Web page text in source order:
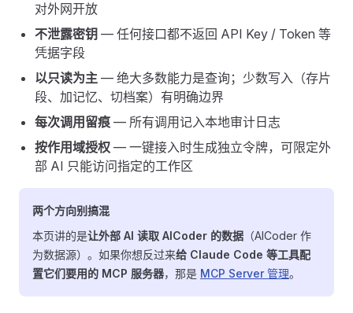
对外网开放
不泄露密钥 — 任何接口都不返回 API Key / Token 等
凭据字段
以只读为主 — 绝大多数能力是查询；少数写入（存片
段、加记忆、切档案）有明确边界
每次调用留痕 — 所有调用记入本地审计日志
按作用域授权 — 一键接入时生成独立令牌，可限定外
部 AI 只能访问指定的工作区
两个方向别搞混
本页讲的是让外部 AI 读取 AICoder 的数据 （AICoder 作
为数据源）。如果你想反过来给 Claude Code 等工具配
置它们要用的 MCP 服务器，那是 MCP Server 管理。